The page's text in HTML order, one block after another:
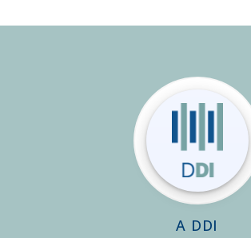
A DDI